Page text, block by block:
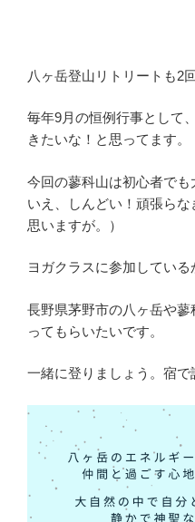
八ヶ岳登山リトリートも2
毎年9月の恒例行事として
きたいな！と思ってます。
今回の蓼科山は初心者で
いえ、しんどい！頑張ら
思いますが。）
ヨガクラスに参加している
長野県茅野市の八ヶ岳や
ってもらいたいです。
一緒に登りましょう。宿で